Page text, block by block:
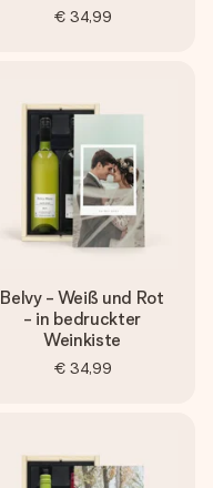
€ 34,99
Belvy - Weiß und Rot
- in bedruckter
Weinkiste
€ 34,99